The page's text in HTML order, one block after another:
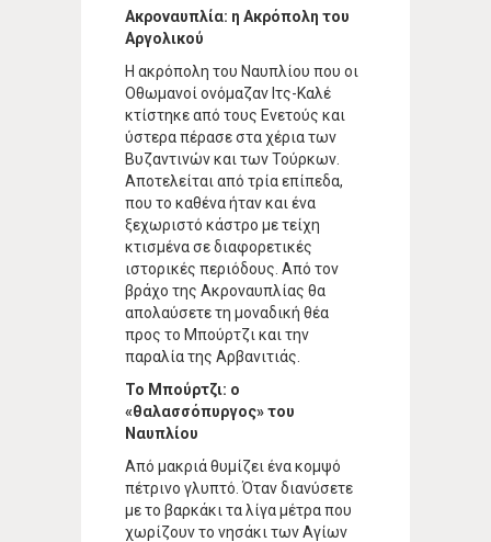
Ακροναυπλία: η Ακρόπολη του
Αργολικού
Η ακρόπολη του Ναυπλίου που οι
Οθωμανοί ονόμαζαν Ιτς-Καλέ
κτίστηκε από τους Ενετούς και
ύστερα πέρασε στα χέρια των
Βυζαντινών και των Τούρκων.
Αποτελείται από τρία επίπεδα,
που το καθένα ήταν και ένα
ξεχωριστό κάστρο με τείχη
κτισμένα σε διαφορετικές
ιστορικές περιόδους. Από τον
βράχο της Ακροναυπλίας θα
απολαύσετε τη μοναδική θέα
προς το Μπούρτζι και την
παραλία της Αρβανιτιάς.
Το Μπούρτζι: ο
«θαλασσόπυργος» του
Ναυπλίου
Από μακριά θυμίζει ένα κομψό
πέτρινο γλυπτό. Όταν διανύσετε
με το βαρκάκι τα λίγα μέτρα που
χωρίζουν το νησάκι των Αγίων